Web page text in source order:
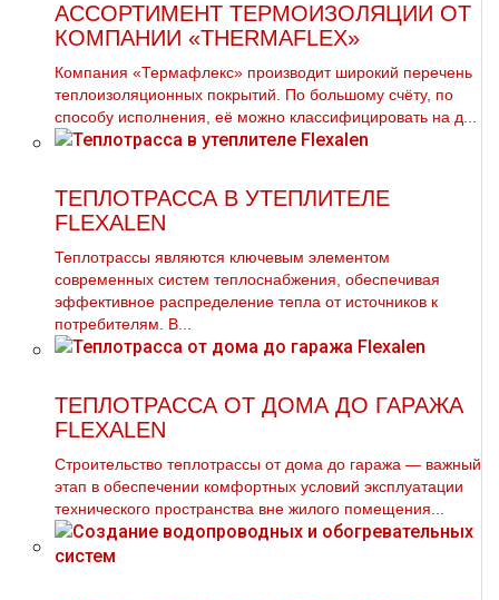
АССОРТИМЕНТ ТЕРМОИЗОЛЯЦИИ ОТ
КОМПАНИИ «THERMAFLEX»
Компания «Термафлекс» производит широкий перечень
теплоизоляционных покрытий. По большому счёту, по
способу исполнения, её можно классифицировать на д...
ТЕПЛОТРАССА В УТЕПЛИТЕЛЕ
FLEXALEN
Теплотрассы являются ключевым элементом
современных систем теплоснабжения, обеспечивая
эффективное распределение тепла от источников к
потребителям. В...
ТЕПЛОТРАССА ОТ ДОМА ДО ГАРАЖА
FLEXALEN
Строительство теплотрассы от дома до гаража — важный
этап в обеспечении комфортных условий эксплуатации
технического пространства вне жилого помещения...